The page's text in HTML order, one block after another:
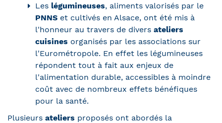
Les légumineuses, aliments valorisés par le
PNNS et cultivés en Alsace, ont été mis à
l'honneur au travers de divers ateliers
cuisines organisés par les associations sur
l'Eurométropole. En effet les légumineuses
répondent tout à fait aux enjeux de
l'alimentation durable, accessibles à moindre
coût avec de nombreux effets bénéfiques
pour la santé.
Plusieurs ateliers proposés ont abordés la